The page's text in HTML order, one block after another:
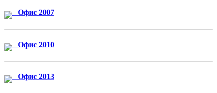
Офис 2007
Офис 2010
Офис 2013